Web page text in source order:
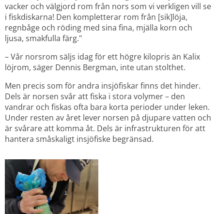
vacker och välgjord rom från nors som vi verkligen vill se
i fiskdiskarna! Den kompletterar rom från [sik]löja,
regnbåge och röding med sina fina, mjälla korn och
ljusa, smakfulla färg."
– Vår norsrom säljs idag för ett högre kilopris än Kalix
löjrom, säger Dennis Bergman, inte utan stolthet.
Men precis som för andra insjöfiskar finns det hinder.
Dels är norsen svår att fiska i stora volymer – den
vandrar och fiskas ofta bara korta perioder under leken.
Under resten av året lever norsen på djupare vatten och
är svårare att komma åt. Dels är infrastrukturen för att
hantera småskaligt insjöfiske begränsad.